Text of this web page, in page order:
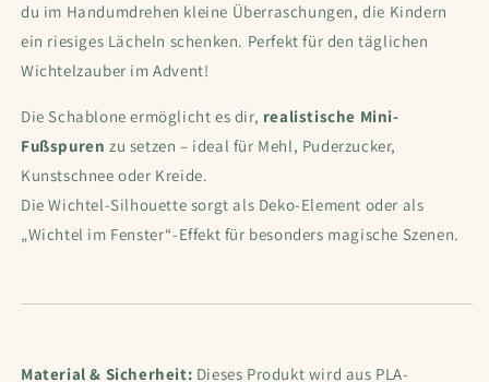
du im Handumdrehen kleine Überraschungen, die Kindern
ein riesiges Lächeln schenken. Perfekt für den täglichen
Wichtelzauber im Advent!
Die Schablone ermöglicht es dir, realistische Mini-
Fußspuren zu setzen – ideal für Mehl, Puderzucker,
Kunstschnee oder Kreide.
Die Wichtel-Silhouette sorgt als Deko-Element oder als
„Wichtel im Fenster“-Effekt für besonders magische Szenen.
Material & Sicherheit: Dieses Produkt wird aus PLA-